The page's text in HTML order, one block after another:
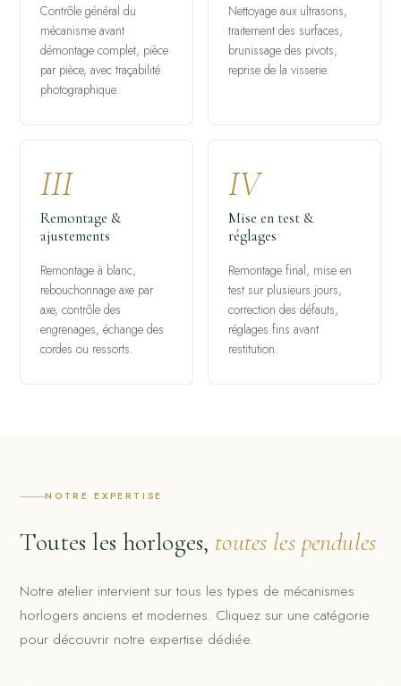
Contrôle général du
mécanisme avant
démontage complet, pièce
par pièce, avec traçabilité
photographique.
Nettoyage aux ultrasons,
traitement des surfaces,
brunissage des pivots,
reprise de la visserie.
III
Remontage &
ajustements
Remontage à blanc,
rebouchonnage axe par
axe, contrôle des
engrenages, échange des
cordes ou ressorts.
IV
Mise en test &
réglages
Remontage final, mise en
test sur plusieurs jours,
correction des défauts,
réglages fins avant
restitution.
NOTRE EXPERTISE
Toutes les horloges, toutes les pendules
Notre atelier intervient sur tous les types de mécanismes
horlogers anciens et modernes. Cliquez sur une catégorie
pour découvrir notre expertise dédiée.